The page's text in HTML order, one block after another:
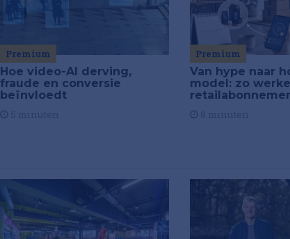
Premium
Hoe video-AI derving,
fraude en conversie
beïnvloedt
Premium
Van hype naar
model: zo